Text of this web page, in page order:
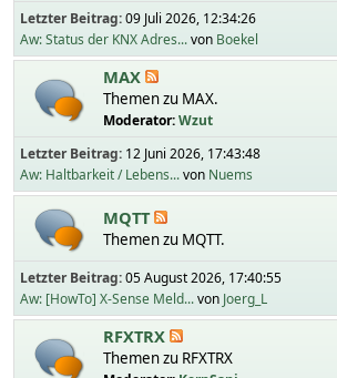
Letzter Beitrag:09 Juli 2026, 12:34:26
Aw: Status der KNX Adres...von Boekel
MAX
Themen zu MAX.
Moderator:Wzut
Letzter Beitrag: 12 Juni 2026, 17:43:48
Aw: Haltbarkeit / Lebens...von Nuems
MQTT
Themen zu MQTT.
Letzter Beitrag:05 August 2026, 17:40:55
Aw: [HowTo] X-Sense Meld...von Joerg_L
RFXTRX
Themen zu RFXTRX